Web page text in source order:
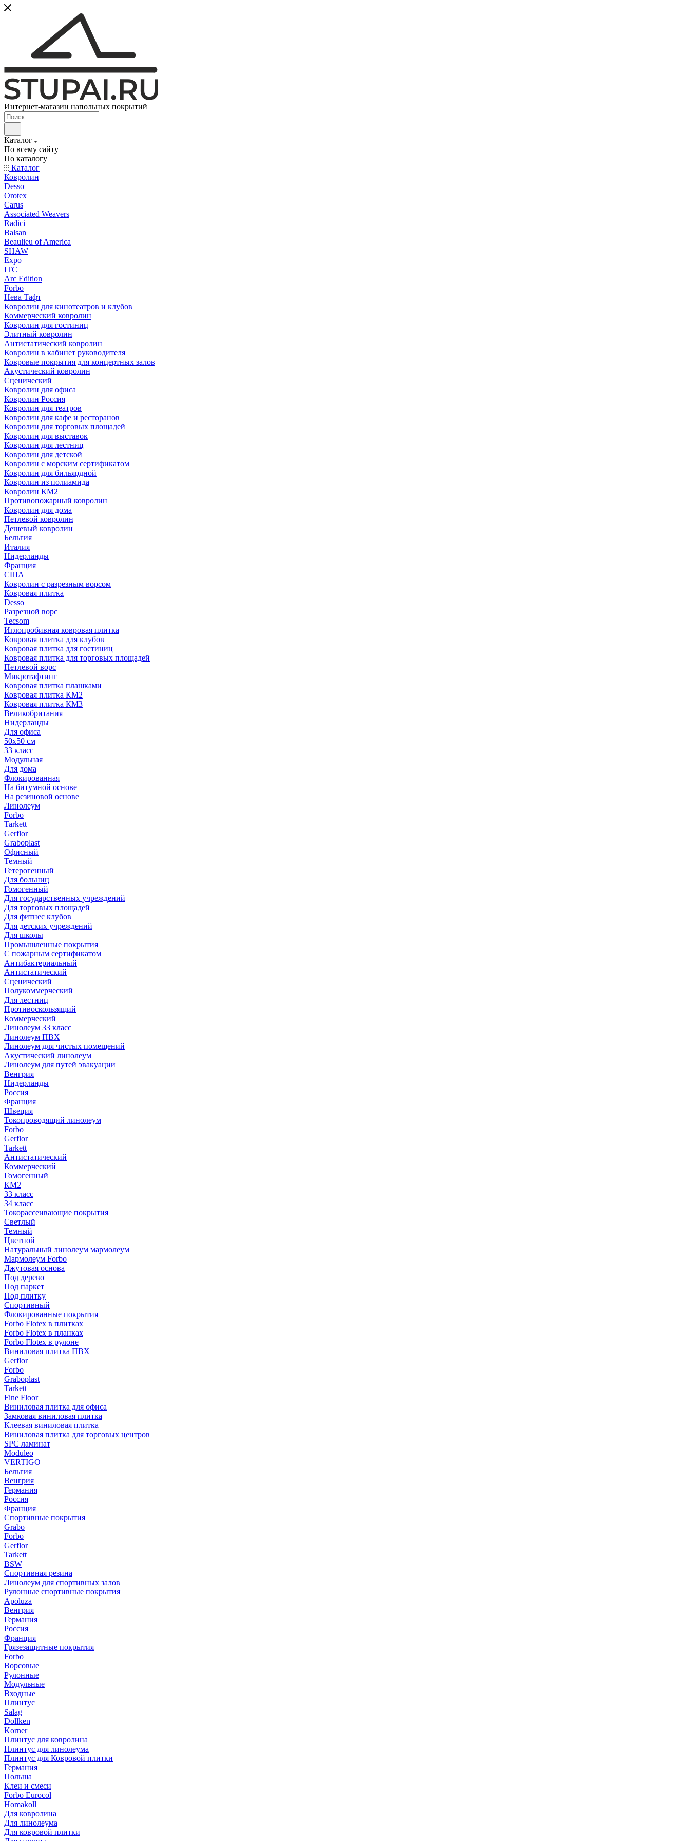
Интернет-магазин напольных покрытий
Каталог
По всему сайту
По каталогу
Каталог
Ковролин
Desso
Orotex
Carus
Associated Weavers
Radici
Balsan
Beaulieu of America
SHAW
Expo
ITC
Arc Edition
Forbo
Нева Тафт
Ковролин для кинотеатров и клубов
Коммерческий ковролин
Ковролин для гостиниц
Элитный ковролин
Антистатический ковролин
Ковролин в кабинет руководителя
Ковровые покрытия для концертных залов
Акустический ковролин
Сценический
Ковролин для офиса
Ковролин Россия
Ковролин для театров
Ковролин для кафе и ресторанов
Ковролин для торговых площадей
Ковролин для выставок
Ковролин для лестниц
Ковролин для детской
Ковролин с морским сертификатом
Ковролин для бильярдной
Ковролин из полиамида
Ковролин КМ2
Противопожарный ковролин
Ковролин для дома
Петлевой ковролин
Дешевый ковролин
Бельгия
Италия
Нидерланды
Франция
США
Ковролин с разрезным ворсом
Ковровая плитка
Desso
Разрезной ворс
Tecsom
Иглопробивная ковровая плитка
Ковровая плитка для клубов
Ковровая плитка для гостиниц
Ковровая плитка для торговых площадей
Петлевой ворс
Микротафтинг
Ковровая плитка плашками
Ковровая плитка КМ2
Ковровая плитка КМ3
Великобритания
Нидерланды
Для офиса
50х50 см
33 класс
Модульная
Для дома
Флокированная
На битумной основе
На резиновой основе
Линолеум
Forbo
Tarkett
Gerflor
Graboplast
Офисный
Темный
Гетерогенный
Для больниц
Гомогенный
Для государственных учреждений
Для торговых площадей
Для фитнес клубов
Для детских учреждений
Для школы
Промышленные покрытия
С пожарным сертификатом
Антибактериальный
Антистатический
Сценический
Полукоммерческий
Для лестниц
Противоскользящий
Коммерческий
Линолеум 33 класс
Линолеум ПВХ
Линолеум для чистых помещений
Акустический линолеум
Линолеум для путей эвакуации
Венгрия
Нидерланды
Россия
Франция
Швеция
Токопроводящий линолеум
Forbo
Gerflor
Tarkett
Антистатический
Коммерческий
Гомогенный
КМ2
33 класс
34 класс
Токорассеивающие покрытия
Светлый
Темный
Цветной
Натуральный линолеум мармолеум
Мармолеум Forbo
Джутовая основа
Под дерево
Под паркет
Под плитку
Спортивный
Флокированные покрытия
Forbo Flotex в плитках
Forbo Flotex в планках
Forbo Flotex в рулоне
Виниловая плитка ПВХ
Gerflor
Forbo
Graboplast
Tarkett
Fine Floor
Виниловая плитка для офиса
Замковая виниловая плитка
Клеевая виниловая плитка
Виниловая плитка для торговых центров
SPC ламинат
Moduleo
VERTIGO
Бельгия
Венгрия
Германия
Россия
Франция
Спортивные покрытия
Grabo
Forbo
Gerflor
Tarkett
BSW
Спортивная резина
Линолеум для спортивных залов
Рулонные спортивные покрытия
Apoluza
Венгрия
Германия
Россия
Франция
Грязезащитные покрытия
Forbo
Ворсовые
Рулонные
Модульные
Входные
Плинтус
Salag
Dollken
Korner
Плинтус для ковролина
Плинтус для линолеума
Плинтус для Ковровой плитки
Германия
Польша
Клеи и смеси
Forbo Eurocol
Homakoll
Для ковролина
Для линолеума
Для ковровой плитки